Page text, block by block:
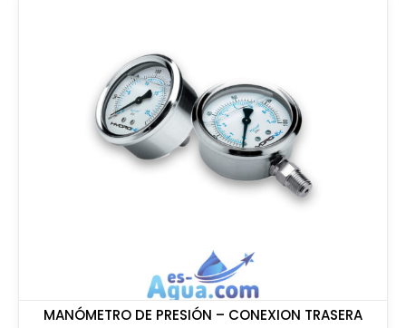
MANÓMETRO DE PRESIÓN – CONEXION TRASERA